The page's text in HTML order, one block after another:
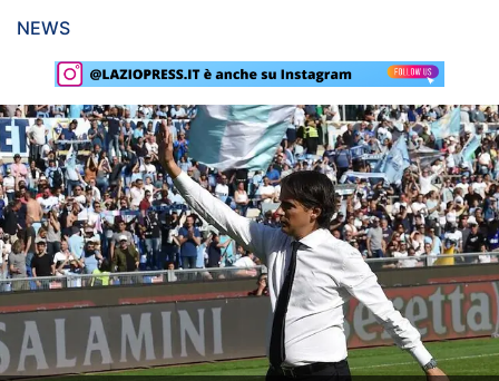
Lazio Women
Rassegna Lazio
Social
Calcio
Serie A
Champions League
Europa League
Altri Sport
NEWS